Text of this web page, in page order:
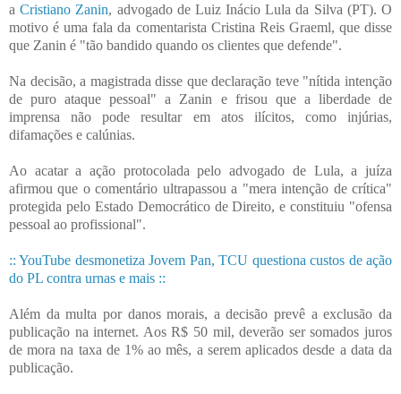
a Cristiano Zanin, advogado de Luiz Inácio Lula da Silva (PT). O
motivo é uma fala da comentarista Cristina Reis Graeml, que disse
que Zanin é "tão bandido quando os clientes que defende".
Na decisão, a magistrada disse que declaração teve "nítida intenção
de puro ataque pessoal" a Zanin e frisou que a liberdade de
imprensa não pode resultar em atos ilícitos, como injúrias,
difamações e calúnias.
Ao acatar a ação protocolada pelo advogado de Lula, a juíza
afirmou que o comentário ultrapassou a "mera intenção de crítica"
protegida pelo Estado Democrático de Direito, e constituiu "ofensa
pessoal ao profissional".
:: YouTube desmonetiza Jovem Pan, TCU questiona custos de ação
do PL contra urnas e mais ::
Além da multa por danos morais, a decisão prevê a exclusão da
publicação na internet. Aos R$ 50 mil, deverão ser somados juros
de mora na taxa de 1% ao mês, a serem aplicados desde a data da
publicação.